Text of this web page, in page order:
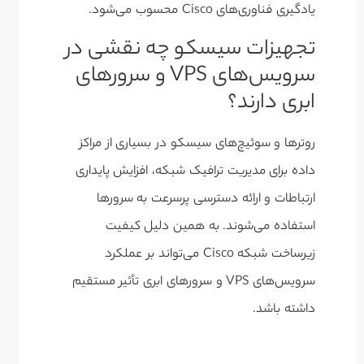
یادگیری فناوری‌های Cisco محسوب می‌شود.
تجهیزات سیسکو چه نقشی در
سرویس‌های VPS و سرورهای
ابری دارند؟
روترها و سوئیچ‌های سیسکو در بسیاری از مراکز
داده برای مدیریت ترافیک شبکه، افزایش پایداری
ارتباطات و ارائه دسترسی پرسرعت به سرورها
استفاده می‌شوند. به همین دلیل کیفیت
زیرساخت شبکه Cisco می‌تواند بر عملکرد
سرویس‌های VPS و سرورهای ابری تأثیر مستقیم
داشته باشد.